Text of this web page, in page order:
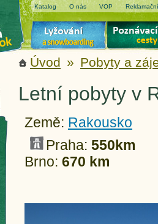
Katalog O nás VOP
Úvod » Pobyty a
Letní pobyty v
Země: Rakousko
Praha: 550km
Brno: 670 km